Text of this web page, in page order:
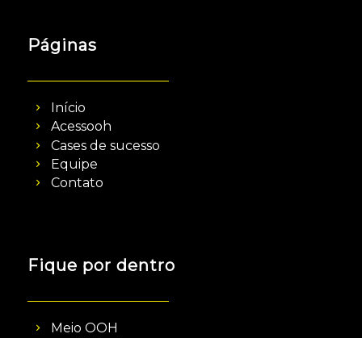
Páginas
Início
Acessooh
Cases de sucesso
Equipe
Contato
Fique por dentro
Meio OOH